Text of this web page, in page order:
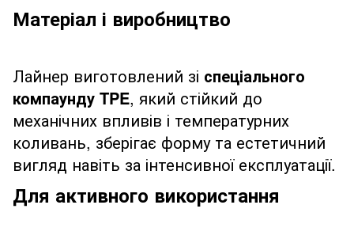
Матеріал і виробництво
Лайнер виготовлений зі спеціального
компаунду TPE, який стійкий до
механічних впливів і температурних
коливань, зберігає форму та естетичний
вигляд навіть за інтенсивної експлуатації.
Для активного використання